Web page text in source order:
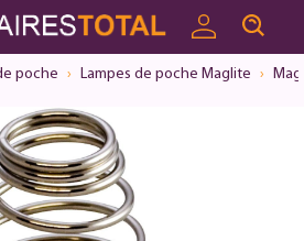
poche Lampes de poche Maglite